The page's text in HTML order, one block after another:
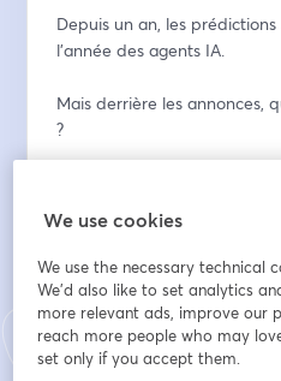
Depuis un an, les prédictions
l’année des agents IA.
Mais derrière les annonces,
?
👉 OpenAI lance ChatGPT
Research.
👉 Mistral fait parler de ses
👉 Des outils comme
technologie.
Mais concrètement, est-ce
utilisés en entreprise ?
We use cookies
We use the necessary technical
We'd also like to set analytics
more relevant ads, improve our
reach more people who may
set only if you accept them.